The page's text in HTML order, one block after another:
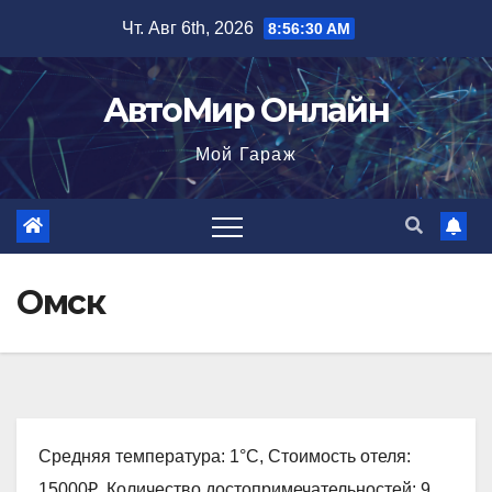
содержимому
Чт. Авг 6th, 2026 8:56:31 AM
АвтоМир Онлайн
Мой Гараж
Омск
Средняя температура: 1°C, Стоимость отеля: